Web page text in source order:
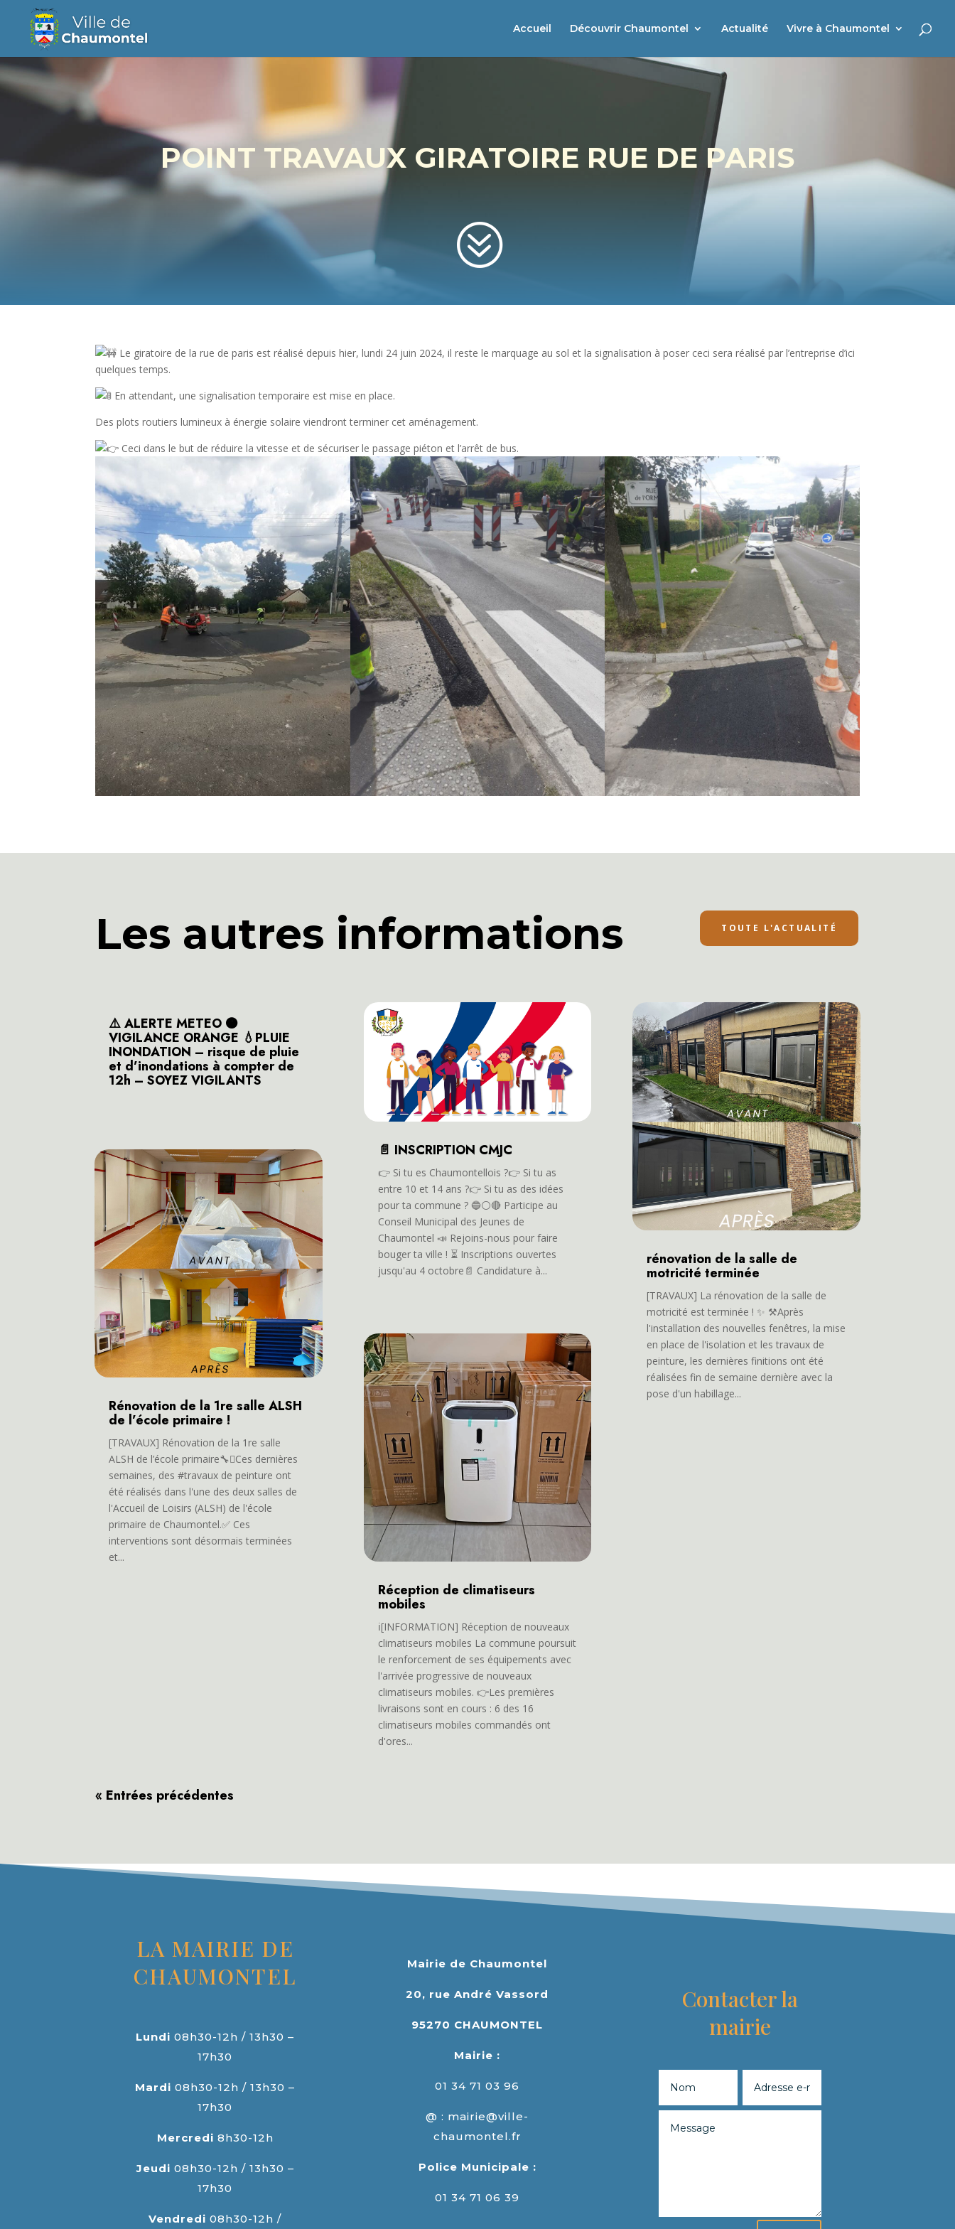
Accueil Découvrir Chaumontel Actualité Vivre à Chaumontel
POINT TRAVAUX GIRATOIRE RUE DE PARIS
?
Le giratoire de la rue de paris est réalisé depuis hier, lundi 24 juin 2024, il reste le marquage au sol et la signalisation à poser ceci sera réalisé par l’entreprise d’ici
quelques temps.
En attendant, une signalisation temporaire est mise en place.
Desplots routiers lumineux à énergie solaire viendront terminer cet aménagement.
Ceci dans le but de réduire la vitesse et de sécuriser le passage piéton et l’arrêt de bus.
Les autres informations TOUTE L'ACTUALITÉ
⚠️ ALERTE METEO 🟠
VIGILANCE ORANGE 💧PLUIE
INONDATION – risque de pluie
et d’inondations à compter de
12h – SOYEZ VIGILANTS
Rénovation de la 1re salle ALSH
de l’école primaire !
[TRAVAUX] Rénovation de la 1re salle
ALSH de l’école primaire🔧🫟Ces dernières
semaines, des #travaux de peinture ont
été réalisés dans l'une des deux salles de
l'Accueil de Loisirs (ALSH) de l'école
primaire de Chaumontel.✅ Ces
interventions sont désormais terminées
et...
📄 INSCRIPTION CMJC
👉️ Si tu es Chaumontellois ?👉️ Si tu as
entre 10 et 14 ans ?👉️ Si tu as des idées
pour ta commune ? 🔵⚪️🔴 Participe au
Conseil Municipal des Jeunes de
Chaumontel 📣 Rejoins-nous pour faire
bouger ta ville ! ⏳️ Inscriptions ouvertes
jusqu'au 4 octobre📄 Candidature à...
Réception de climatiseurs
mobiles
ℹ️[INFORMATION] Réception de nouveaux
climatiseurs mobiles La commune poursuit
le renforcement de ses équipements avec
l'arrivée progressive de nouveaux
climatiseurs mobiles. 👉Les premières
livraisons sont en cours : 6 des 16
climatiseurs mobiles commandés ont
d'ores...
rénovation de la salle de
motricité terminée
[TRAVAUX] La rénovation de la salle de
motricité est terminée ! ✨ ⚒️Après
l'installation des nouvelles fenêtres, la mise
en place de l'isolation et les travaux de
peinture, les dernières finitions ont été
réalisées fin de semaine dernière avec la
pose d'un habillage...
« Entrées précédentes
LA MAIRIE DE
CHAUMONTEL
Lundi 08h30-12h / 13h30 –
17h30
Mardi08h30-12h / 13h30 –
17h30
Mercredi 8h30-12h
Jeudi 08h30-12h / 13h30 –
17h30
Vendredi 08h30-12h /
Mairie de Chaumontel
20, rue André Vassord
95270 CHAUMONTEL
Mairie :
01 34 71 03 96
@ : mairie@ville-
chaumontel.fr
Police Municipale :
01 34 71 06 39
Contacter la
mairie